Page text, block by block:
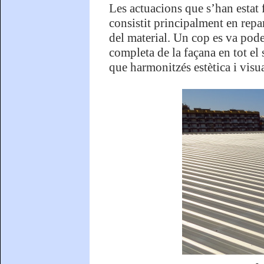
Les actuacions que s’han
consistit principalment en
del material. Un cop es va
completa de la façana en tot
que harmonitzés estètica i